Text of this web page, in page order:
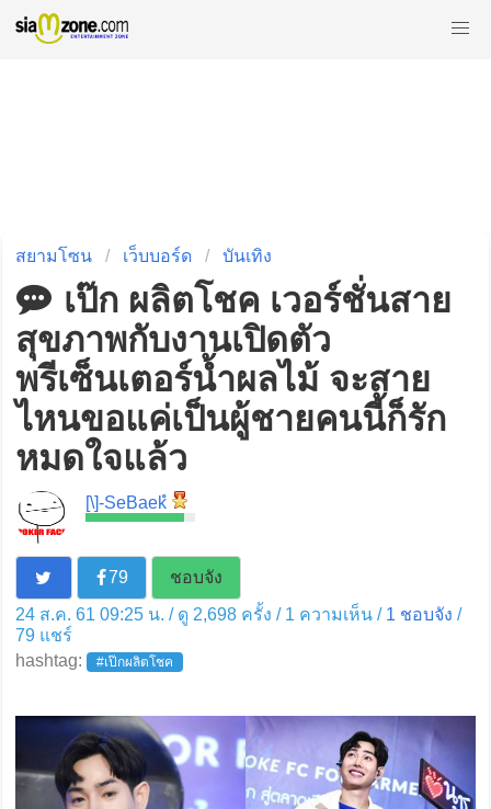
สยามโซน เว็บบอร์ด บันเทิง
เป๊ก ผลิตโชค เวอร์ชั่นสาย
สุขภาพกับงานเปิดตัว
พรีเซ็นเตอร์น้ำผลไม้ จะสาย
ไหนขอแค่เป็นผู้ชายคนนี้ก็รัก
หมดใจแล้ว
[\]-SeBaekํ
79
ชอบจัง
24 ส.ค. 61 09:25 น. / ดู 2,698 ครั้ง / 1 ความเห็น / 1 ชอบจัง /
79แชร์
hashtag:
#เป๊กผลิตโชค